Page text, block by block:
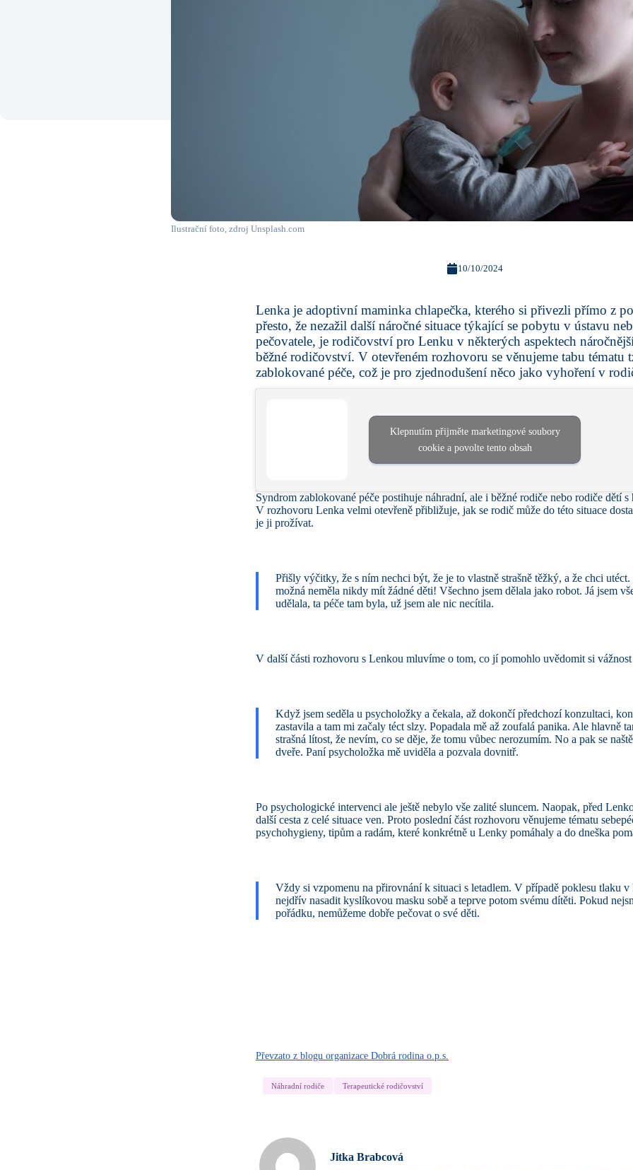
Ilustrační foto, zdroj Unsplash.com
10/10/2024
Lenka je adoptivní maminka chlapečka, kterého si přivezli přímo z
přesto, že nezažil další náročné situace týkající se pobytu v ústavu
pečovatele, je rodičovství pro Lenku v některých aspektech
běžné rodičovství. V otevřeném rozhovoru se věnujeme tabu tématu
zablokované péče, což je pro zjednodušení něco jako vyhoření v
Klepnutím přijměte marketingové soubory
cookie a povolte tento obsah
Syndrom zablokované péče postihuje náhradní, ale i běžné rodiče nebo rodiče dětí s
V rozhovoru Lenka velmi otevřeně přibližuje, jak se rodič může do této situace
je ji prožívat.
Přišly výčitky, že s ním nechci být, že je to vlastně strašně těžký, a že chci utéct.
možná neměla nikdy mít žádné děti! Všechno jsem dělala jako robot. Já jsem
udělala, ta péče tam byla, už jsem ale nic necítila.
V další části rozhovoru s Lenkou mluvíme o tom, co jí pomohlo uvědomit si vážnost
Když jsem seděla u psycholožky a čekala, až dokončí předchozí konzultaci,
zastavila a tam mi začaly téct slzy. Popadala mě až zoufalá panika. Ale hlavně
strašná lítost, že nevím, co se děje, že tomu vůbec nerozumím. No a pak se
dveře. Paní psycholožka mě uviděla a pozvala dovnitř.
Po psychologické intervenci ale ještě nebylo vše zalité sluncem. Naopak, před
další cesta z celé situace ven. Proto poslední část rozhovoru věnujeme tématu
psychohygieny, tipům a radám, které konkrétně u Lenky pomáhaly a do dneška
Vždy si vzpomenu na přirovnání k situaci s letadlem. V případě poklesu tlaku v
nejdřív nasadit kyslíkovou masku sobě a teprve potom svému dítěti. Pokud
pořádku, nemůžeme dobře pečovat o své děti.
Převzato z blogu organizace Dobrá rodina o.p.s.
Náhradní rodiče Terapeutické rodičovství
Jitka Brabcová